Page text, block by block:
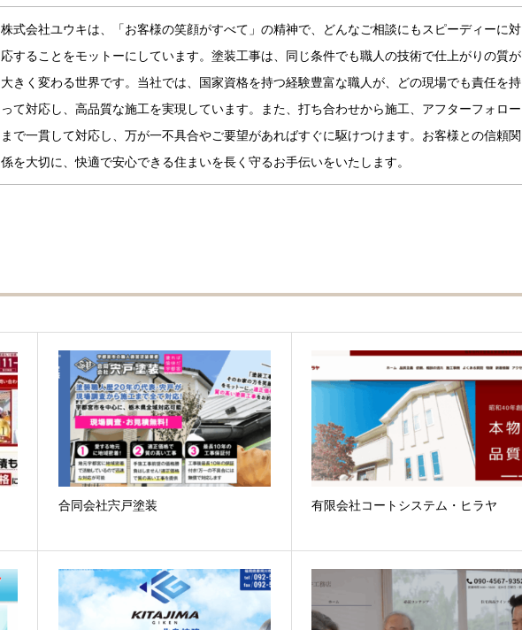
株式会社ユウキは、「お客様の笑顔がすべて」の精神で、どんなご相談にもスピーディーに対
応することをモットーにしています。塗装工事は、同じ条件でも職人の技術で仕上がりの質が
大きく変わる世界です。当社では、国家資格を持つ経験豊富な職人が、どの現場でも責任を持
って対応し、高品質な施工を実現しています。また、打ち合わせから施工、アフターフォロー
まで一貫して対応し、万が一不具合やご要望があればすぐに駆けつけます。お客様との信頼関
係を大切に、快適で安心できる住まいを長く守るお手伝いをいたします。
合同会社宍戸塗装 有限会社コートシステム・ヒラヤ